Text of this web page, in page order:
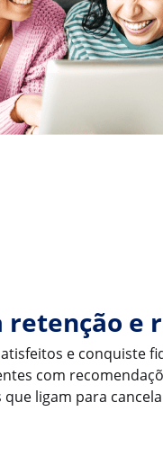
retenção e
e conquiste
com
ligam para